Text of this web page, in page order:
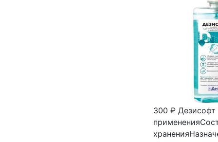
300 ₽